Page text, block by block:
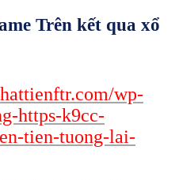
Trên kết qua xổ
wp-
https-k9cc-
tien-tuong-lai-